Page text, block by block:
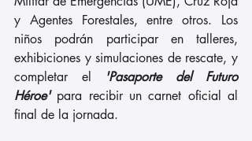
y Agentes Forestales, entre otros. Los
niños podrán participar en talleres,
exhibiciones y simulaciones de rescate, y
completar el
'Pasaporte del Futuro
Héroe' para recibir un carnet oficial al
final de la jornada.